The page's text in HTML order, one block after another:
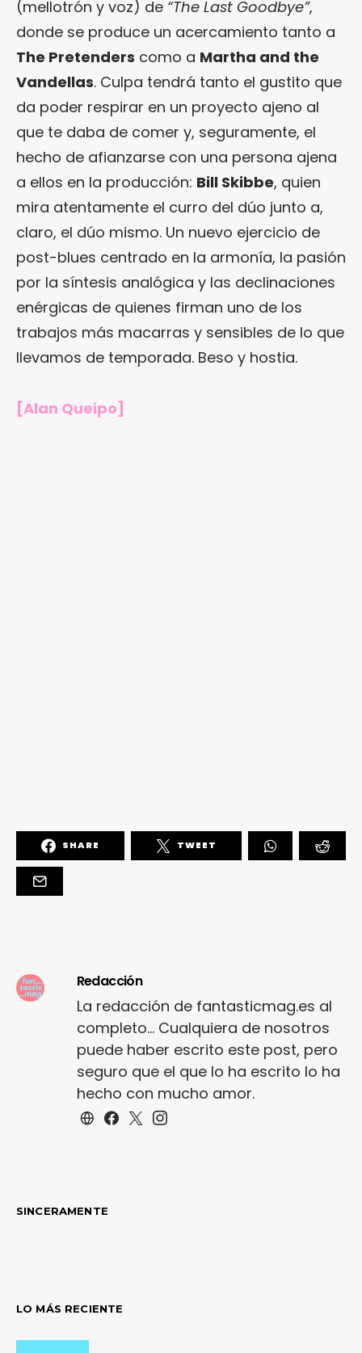
(mellotrón y voz) de “The Last Goodbye”,
donde se produce un acercamiento tanto a
The Pretenders como a Martha and the
Vandellas. Culpa tendrá tanto el gustito que
da poder respirar en un proyecto ajeno al
que te daba de comer y, seguramente, el
hecho de afianzarse con una persona ajena
a ellos en la producción: Bill Skibbe, quien
mira atentamente el curro del dúo junto a,
claro, el dúo mismo. Un nuevo ejercicio de
post-blues centrado en la armonía, la pasión
por la síntesis analógica y las declinaciones
enérgicas de quienes firman uno de los
trabajos más macarras y sensibles de lo que
llevamos de temporada. Beso y hostia.
[Alan Queipo]
SHARE TWEET
Redacción
La redacción de fantasticmag.es al
completo... Cualquiera de nosotros
puede haber escrito este post, pero
seguro que el que lo ha escrito lo ha
hecho con mucho amor.
SINCERAMENTE
LO MÁS RECIENTE